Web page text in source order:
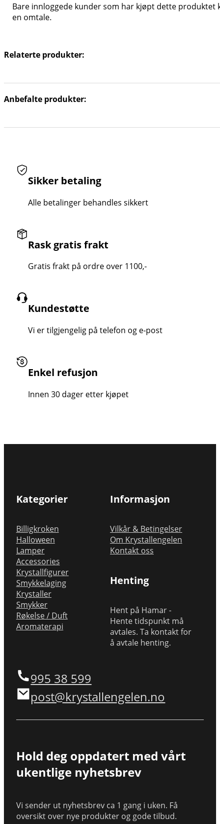
Bare innloggede kunder som har kjøpt dette produktet
en omtale.
Relaterte produkter:
Anbefalte produkter:
Sikker betaling
Alle betalinger behandles sikkert
Rask gratis frakt
Gratis frakt på ordre over 1100,-
Kundestøtte
Vi er tilgjengelig på telefon og e-post
Enkel refusjon
Innen 30 dager etter kjøpet
Kategorier
Billigkroken
Halloween
Lamper
Accessories
Krystallfigurer
Smykkelaging
Krystaller
Smykker
Røkelse / Duft
Aromaterapi
Informasjon
Vilkår & Betingelser
Om Krystallengelen
Kontakt oss
Henting
Hent på Hamar -
Hente tidspunkt må
avtales. Ta kontakt for
å avtale henting.
995 38 599
post@krystallengelen.no
Hold deg oppdatert med vårt
ukentlige nyhetsbrev
Vi sender ut nyhetsbrev ca 1 gang i uken. Få
oversikt over nye produkter og gode tilbud.